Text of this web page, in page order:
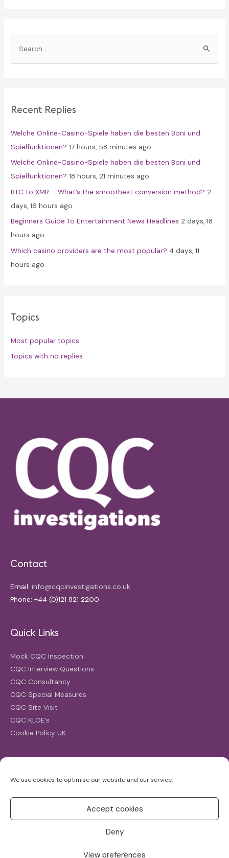
We use cookies to optimise our website and our service.
Accept cookies
Deny
View preferences
h
o
r
:
Recent Replies
Welche Online-Casino-Spiele haben die besten Boni und
Spielfunktionen? 17 hours, 58 minutes ago
Welche Online-Casino-Spiele haben die besten Boni und
Spielfunktionen? 18 hours, 21 minutes ago
BTC to XMR – What’s the smoothest conversion method? 2
days, 16 hours ago
Beginners Guide To Entertainment News Headlines 2 days, 18
hours ago
Which casino providers are the most popular? 4 days, 11
hours ago
Topics
Most popular topics
Topics with no replies
Contact
Email: info@cqcinvestigations.co.uk
Phone: +44 (0)121 821 2200
Quick Links
Mock CQC Inspection
CQC Interview Questions
CQC Consultancy
CQC Special Measures
CQC Site Visit
CQC KLOE’s
Cookie Policy UK
for: